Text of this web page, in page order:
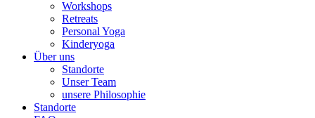
Workshops
Retreats
Personal Yoga
Kinderyoga
Über uns
Standorte
Unser Team
unsere Philosophie
Standorte